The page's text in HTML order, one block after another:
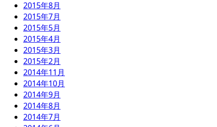
2015年8月
2015年7月
2015年5月
2015年4月
2015年3月
2015年2月
2014年11月
2014年10月
2014年9月
2014年8月
2014年7月